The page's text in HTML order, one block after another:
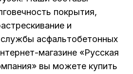
покрытия,
и
асфальтобетонных
магазине «Русская
» вы можете купить